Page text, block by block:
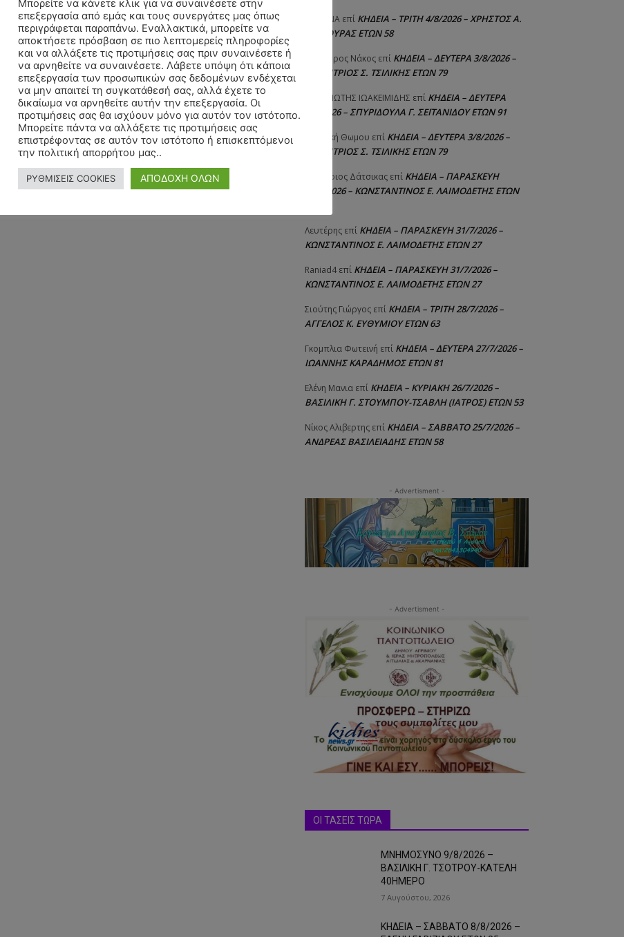
ΧΡΙΣΤΙΝΑ επί ΚΗΔΕΙΑ – ΤΡΙΤΗ 4/8/2026 – ΧΡΗΣΤΟΣ Α.
ΠΑΛΙΟΥΡΑΣ ΕΤΩΝ 58
Θεόδωρος Νάκος επί ΚΗΔΕΙΑ – ΔΕΥΤΕΡΑ 3/8/2026 –
ΔΗΜΗΤΡΙΟΣ Σ. ΤΣΙΛΙΚΗΣ ΕΤΩΝ 79
ΠΑΝΑΓΙΩΤΗΣ IΩΑΚΕΙΜΙΔΗΣ επί ΚΗΔΕΙΑ – ΔΕΥΤΕΡΑ
3/8/2026 – ΣΠΥΡΙΔΟΥΛΑ Γ. ΣΕΪΤΑΝΙΔΟΥ ΕΤΩΝ 91
Αγγελική Θωμου επί ΚΗΔΕΙΑ – ΔΕΥΤΕΡΑ 3/8/2026 –
ΔΗΜΗΤΡΙΟΣ Σ. ΤΣΙΛΙΚΗΣ ΕΤΩΝ 79
Δημήτριος Δάτσικας επί ΚΗΔΕΙΑ – ΠΑΡΑΣΚΕΥΗ
31/7/2026 – ΚΩΝΣΤΑΝΤΙΝΟΣ Ε. ΛΑΙΜΟΔΕΤΗΣ ΕΤΩΝ
Λευτέρης επί ΚΗΔΕΙΑ – ΠΑΡΑΣΚΕΥΗ 31/7/2026 –
ΚΩΝΣΤΑΝΤΙΝΟΣ Ε. ΛΑΙΜΟΔΕΤΗΣ ΕΤΩΝ 27
Raniad4 επί ΚΗΔΕΙΑ – ΠΑΡΑΣΚΕΥΗ 31/7/2026 –
ΚΩΝΣΤΑΝΤΙΝΟΣ Ε. ΛΑΙΜΟΔΕΤΗΣ ΕΤΩΝ 27
Σιούτης Γιώργος επί ΚΗΔΕΙΑ – ΤΡΙΤΗ 28/7/2026 –
ΑΓΓΕΛΟΣ Κ. ΕΥΘΥΜΙΟΥ ΕΤΩΝ 63
Γκομπλια Φωτεινή επί ΚΗΔΕΙΑ – ΔΕΥΤΕΡΑ 27/7/2026 –
ΙΩΑΝΝΗΣ ΚΑΡΑΔΗΜΟΣ ΕΤΩΝ 81
Ελένη Μανια επί ΚΗΔΕΙΑ – ΚΥΡΙΑΚΗ 26/7/2026 –
ΒΑΣΙΛΙΚΗ Γ. ΣΤΟΥΜΠΟΥ-ΤΣΑΒΛΗ (ΙΑΤΡΟΣ) ΕΤΩΝ 53
Νίκος Αλιβερτης επί ΚΗΔΕΙΑ – ΣΑΒΒΑΤΟ 25/7/2026 –
ΑΝΔΡΕΑΣ ΒΑΣΙΛΕΙΑΔΗΣ ΕΤΩΝ 58
- Advertisment -
- Advertisment -
ΟΙ ΤΑΣΕΙΣ ΤΩΡΑ
ΜΝΗΜΟΣΥΝΟ 9/8/2026 –
ΒΑΣΙΛΙΚΗ Γ. ΤΣΟΤΡΟΥ-ΚΑΤΕΛΗ
40ΗΜΕΡΟ
7 Αυγούστου, 2026
ΚΗΔΕΙΑ – ΣΑΒΒΑΤΟ 8/8/2026 –
Μπορείτε να κάνετε κλικ για να συναινέσετε στην
επεξεργασία από εμάς και τους συνεργάτες μας όπως
περιγράφεται παραπάνω. Εναλλακτικά, μπορείτε να
αποκτήσετε πρόσβαση σε πιο λεπτομερείς πληροφορίες
και να αλλάξετε τις προτιμήσεις σας πριν συναινέσετε ή
να αρνηθείτε να συναινέσετε. Λάβετε υπόψη ότι κάποια
επεξεργασία των προσωπικών σας δεδομένων ενδέχεται
να μην απαιτεί τη συγκατάθεσή σας, αλλά έχετε το
δικαίωμα να αρνηθείτε αυτήν την επεξεργασία. Οι
προτιμήσεις σας θα ισχύουν μόνο για αυτόν τον ιστότοπο.
Μπορείτε πάντα να αλλάξετε τις προτιμήσεις σας
επιστρέφοντας σε αυτόν τον ιστότοπο ή επισκεπτόμενοι
την πολιτική απορρήτου μας..
ΡΥΘΜΙΣΕΙΣ COOKIES ΑΠΟΔΟΧΗ ΟΛΩΝ